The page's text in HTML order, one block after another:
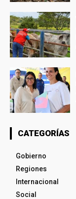
CATEGORÍAS
Gobierno
Regiones
Internacional
Social